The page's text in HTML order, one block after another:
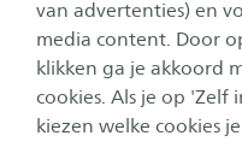
van advertenties) en
media content. Door
klikken ga je akkoord
cookies. Als je op 'Zelf
kiezen welke cookies
tonen
Onderwijs
Publicatiedatum:
17 juni 2026
Impact maken met